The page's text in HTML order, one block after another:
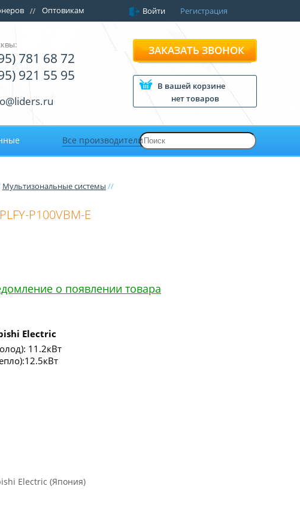
Оптовикам Войти Регистрация
781 68 72
921 55 95
ЗАКАЗАТЬ ЗВОНОК
В вашей корзине
нет товаров
Все производители
Мультизональные системы //
P100VBM-E
о появлении товара
Electric
11.2кВт
Electric (Япония)